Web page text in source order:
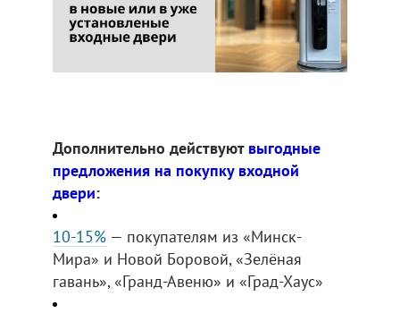
Дополнительно действуют выгодные
предложения на покупку входной
двери:
10-15% — покупателям из «Минск-
Мира» и Новой Боровой, «Зелёная
гавань», «Гранд-Авеню» и «Град-Хаус»